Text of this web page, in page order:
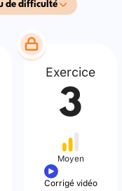
de difficulté
Exercice
3
Moyen
Corrigé vidéo